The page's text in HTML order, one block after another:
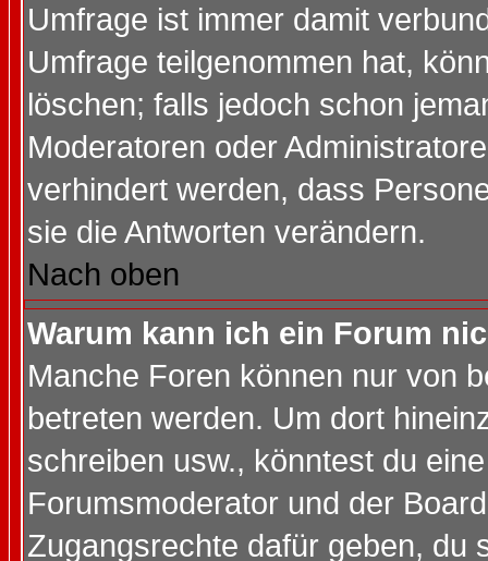
Umfrage ist immer damit
Umfrage teilgenommen hat,
löschen; falls jedoch schon
Moderatoren oder
verhindert werden, dass
sie die Antworten verändern.
Nach oben
Warum kann ich ein Forum
Manche Foren können nur von
betreten werden. Um dort
schreiben usw., könntest du
Forumsmoderator und der
Zugangsrechte dafür geben, du